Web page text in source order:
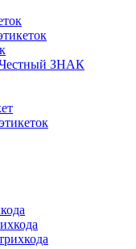
ЗНАК